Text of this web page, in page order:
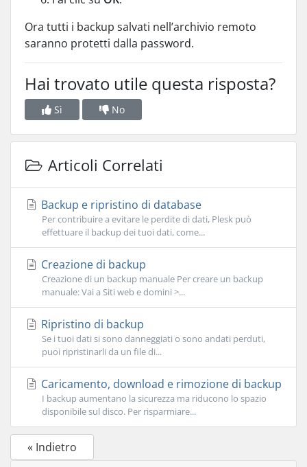
Ora tutti i backup salvati nell’archivio remoto
saranno protetti dalla password.
Hai trovato utile questa risposta?
Sì No
Articoli Correlati
Backup e ripristino di database
Per contribuire a evitare le perdite di dati, Plesk può
effettuare il backup dei tuoi dati, come...
Creazione di backup
Creazione di un backup manuale Per creare un backup
manuale: Vai a Siti web e domini >...
Ripristino di backup
Se i tuoi dati si sono danneggiati o sono andati perduti,
puoi ripristinarli da un file di...
Caricamento, download e rimozione di backup
I backup aumentano la sicurezza ma riducono lo spazio
disponibile sul disco. Per risparmiare...
« Indietro